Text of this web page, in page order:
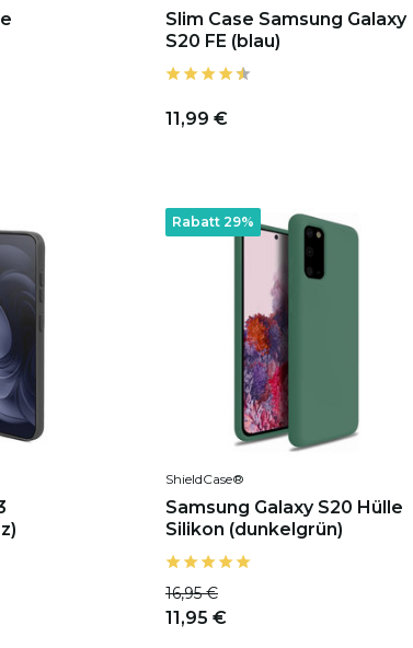
Slim Case Samsung Galaxy
S20 FE (blau)
11,99 €
Rabatt 29%
ShieldCase®
Samsung Galaxy S20 Hülle
Silikon (dunkelgrün)
16,95 €
11,95 €